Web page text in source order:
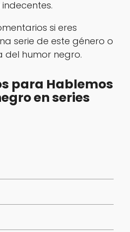
si eres
serie de este género o
del humor negro.
para Hablemos
en series